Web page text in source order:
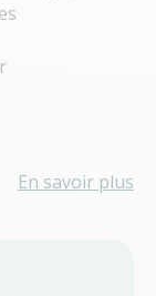
En savoir plus